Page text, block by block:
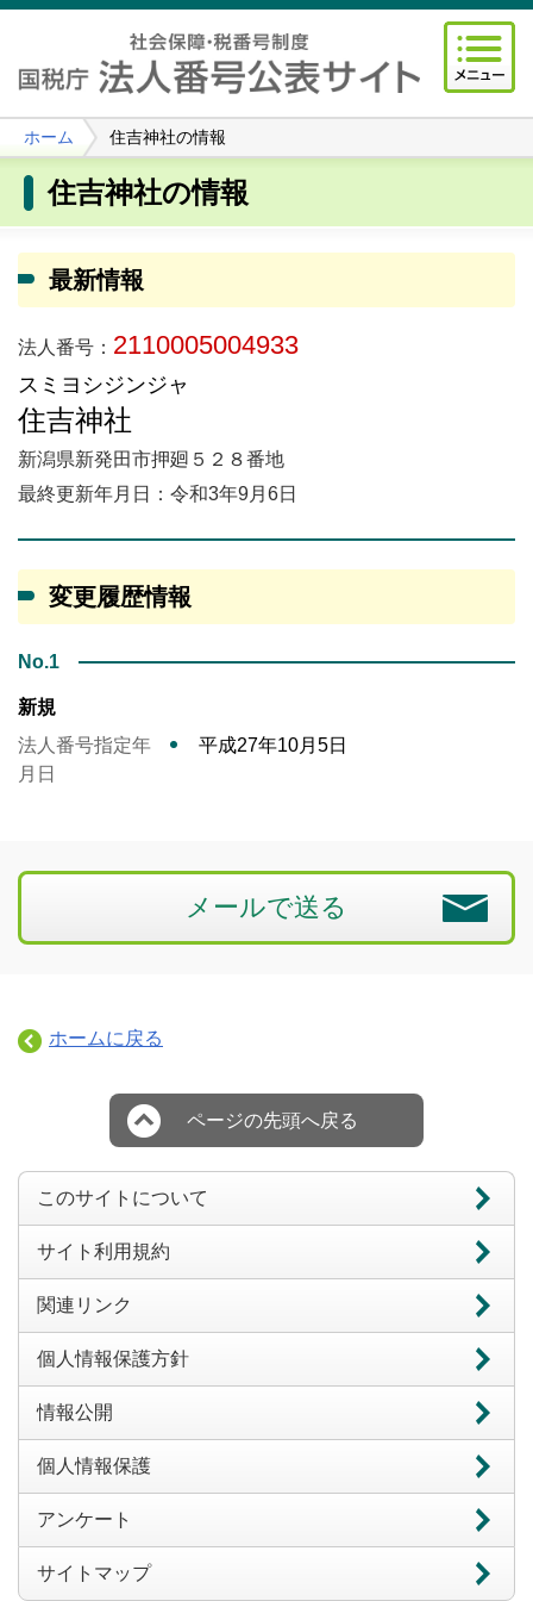
ホーム 住吉神社の情報
住吉神社の情報
最新情報
法人番号： 2110005004933
スミヨシジンジャ
住吉神社
新潟県新発田市押廻５２８番地
最終更新年月日：令和3年9月6日
変更履歴情報
No.1
新規
法人番号指定年
月日
平成27年10月5日
メールで送る
ホームに戻る
ページの先頭へ戻る
このサイトについて
サイト利用規約
関連リンク
個人情報保護方針
情報公開
個人情報保護
アンケート
サイトマップ